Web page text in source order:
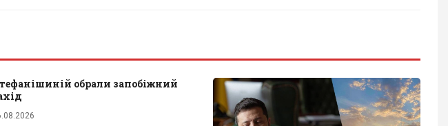
обрали запобіжний